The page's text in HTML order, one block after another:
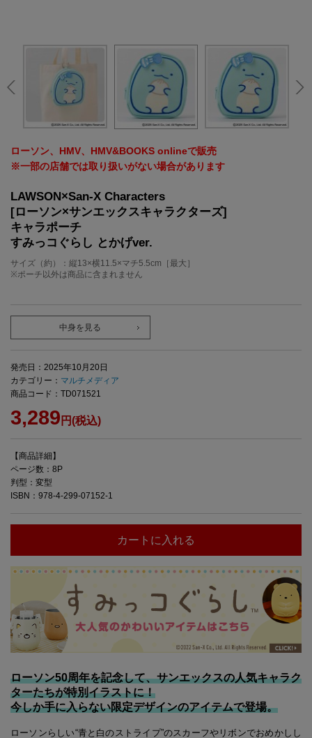
ローソン、HMV、HMV&BOOKS onlineで販売
※一部の店舗では取り扱いがない場合があります
LAWSON×San-X Characters
[ローソン×サンエックスキャラクターズ]
キャラポーチ
すみっコぐらし とかげver.
サイズ（約）：縦13×横11.5×マチ5.5cm［最大］
※ポーチ以外は商品に含まれません
中身を見る
発売日：2025年10月20日
カテゴリー： マルチメディア
商品コード：TD071521
3,289 円(税込)
【商品詳細】
ページ数：8P
判型：変型
ISBN：978-4-299-07152-1
カートに入れる
ローソン50周年を記念して、サンエックスの人気キャラク
ターたちが特別イラストに！
今しか手に入らない限定デザインのアイテムで登場。
ローソンらしい“青と白のストライプ”のスカーフやリボンでおめかしし